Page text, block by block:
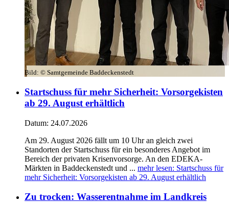
Bild: © Samtgemeinde Baddeckenstedt
Startschuss für mehr Sicherheit: Vorsorgekisten
ab 29. August erhältlich
Datum: 24.07.2026
Am 29. August 2026 fällt um 10 Uhr an gleich zwei
Standorten der Startschuss für ein besonderes Angebot im
Bereich der privaten Krisenvorsorge. An den EDEKA-
Märkten in Baddeckenstedt und ... mehr lesen: Startschuss für
mehr Sicherheit: Vorsorgekisten ab 29. August erhältlich
Zu trocken: Wasserentnahme im Landkreis